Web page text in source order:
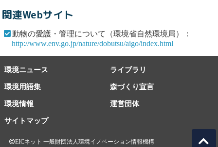
関連Webサイト
動物の愛護・管理について（環境省自然環境局）：
http://www.env.go.jp/nature/dobutsu/aigo/index.html
環境ニュース ライブラリ
環境用語集 森づくり宣言
環境情報
サイトマップ
運営団体
EICネット 一般財団法人環境イノベーション情報機構